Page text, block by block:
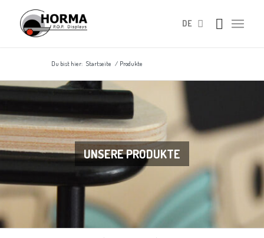
DE
Du bist hier: Startseite / Produkte
UNSERE PRODUKTE